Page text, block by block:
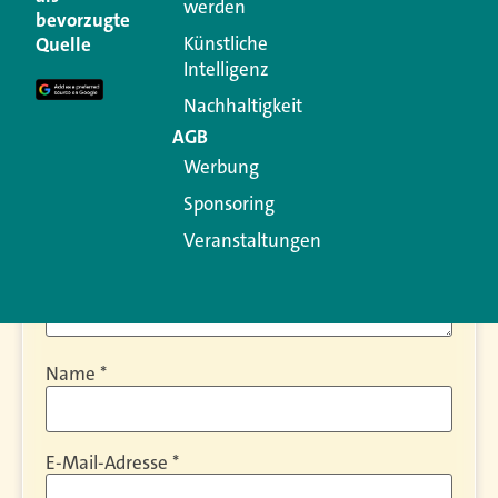
Ihre E-Mail-Adresse wird nicht veröffentlicht.
Erforderliche Felder sind mit
Kommentar
Name *
E-Mail-Adresse *
bevorzugte
Quelle
werden
Künstliche
Intelligenz
Nachhaltigkeit
AGB
Werbung
Sponsoring
Veranstaltungen